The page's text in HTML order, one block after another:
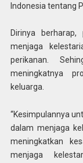
Indonesia tentang
Dirinya
menjaga
perikanan.
meningkatnya
keluarga.
“Kesimpulannya
dalam menjaga
meningkatkan
menjaga